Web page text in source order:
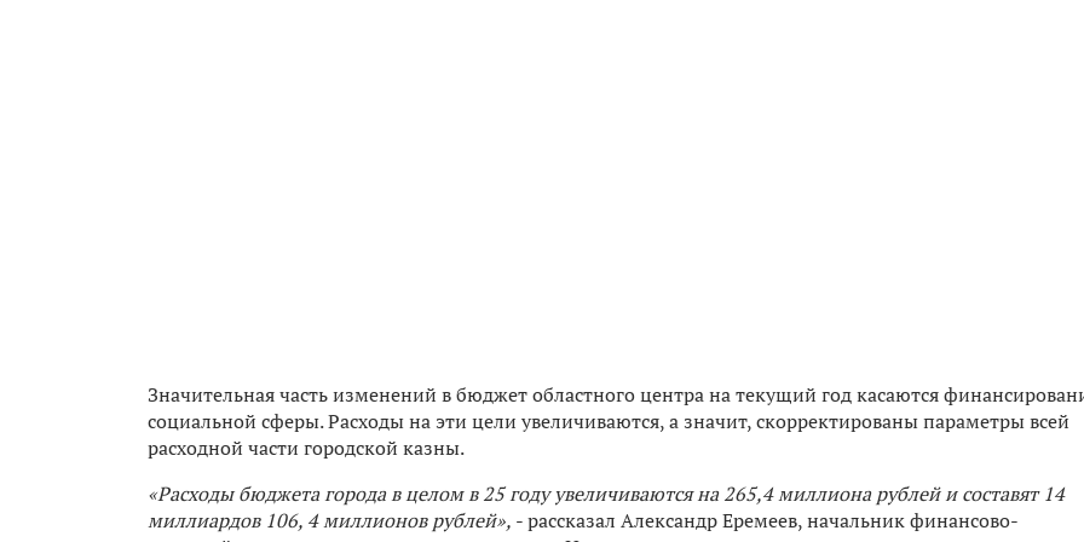
Значительная часть изменений в бюджет областного центра на текущий год касаются
социальной сферы. Расходы на эти цели увеличиваются, а значит, скорректированы параметры всей
расходной части городской казны.
«Расходы бюджета города в целом в 25 году увеличиваются на 265,4 миллиона рублей и составят 14
миллиардов 106, 4 миллионов рублей», - рассказал Александр Еремеев, начальник финансово-